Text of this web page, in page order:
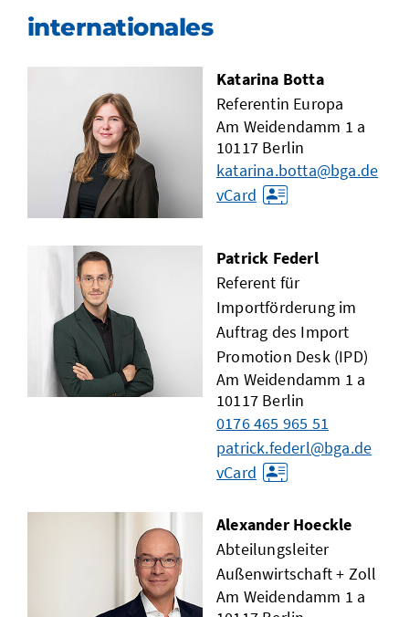
internationales
Katarina Botta
Referentin Europa
Am Weidendamm 1 a
10117 Berlin
katarina.botta@bga.de
vCard
Patrick Federl
Referent für
Importförderung im
Auftrag des Import
Promotion Desk (IPD)
Am Weidendamm 1 a
10117 Berlin
0176 465 965 51
patrick.federl@bga.de
vCard
Alexander Hoeckle
Abteilungsleiter
Außenwirtschaft + Zoll
Am Weidendamm 1 a